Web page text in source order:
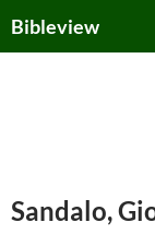
toBibleview
Sandalo,